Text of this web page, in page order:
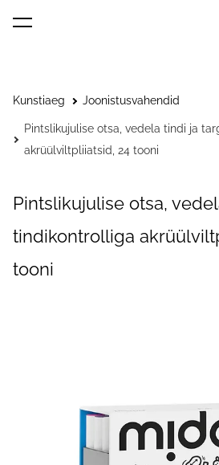
lisati ostukorvi.
Kunstiaeg Joonistusvahendid
Pintslikujulise otsa, vedela tindi ja
akrüülviltpliiatsid, 24 tooni
Pintslikujulise otsa,
tindikontrolliga
tooni